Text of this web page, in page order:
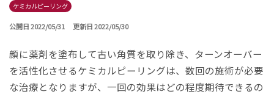
ケミカルピーリング
公開日 2022/05/31 更新日 2022/05/30
顔に薬剤を塗布して古い角質を取り除き、ターンオーバー
を活性化させるケミカルピーリングは、数回の施術が必要
な治療となりますが、一回の効果はどの程度期待できるの